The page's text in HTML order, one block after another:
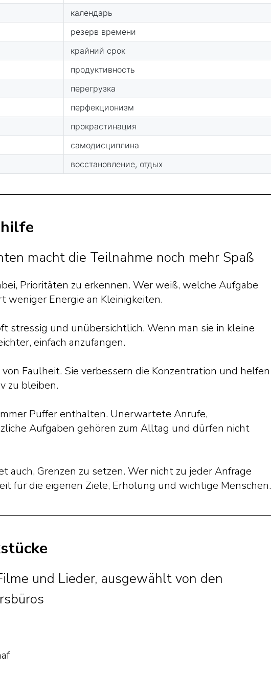
macht die Teilnahme noch mehr Spaß
Prioritäten zu erkennen. Wer weiß, welche Aufgabe
weniger Energie an Kleinigkeiten.
stressig und unübersichtlich. Wenn man sie in kleine
einfach anzufangen.
Faulheit. Sie verbessern die Konzentration und helfen
zu bleiben.
Puffer enthalten. Unerwartete Anrufe,
Aufgaben gehören zum Alltag und dürfen nicht
auch, Grenzen zu setzen. Wer nicht zu jeder Anfrage
für die eigenen Ziele, Erholung und wichtige Menschen.
und Lieder, ausgewählt von den